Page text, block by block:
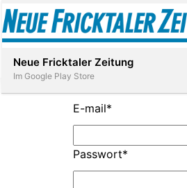
Abonnieren
E-mail*
Passwort*
Neue Fricktaler Zeitung
Im Google Play Store